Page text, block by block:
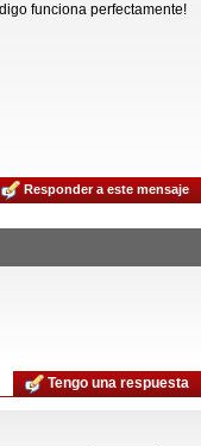
funciona perfectamente!
Responder a este mensaje
Tengo una respuesta